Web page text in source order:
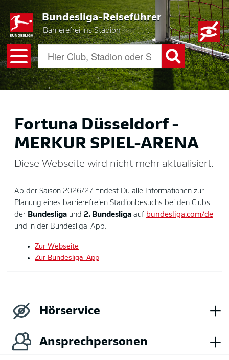
to
main
content
Bundesliga-Reiseführer
Barrierefrei ins Stadion
Fortuna Düsseldorf -
MERKUR SPIEL-ARENA
Diese Webseite wird nicht mehr aktualisiert.
Ab der Saison 2026/27 findest Du alle Informationen zur
Planung eines barrierefreien Stadionbesuchs bei den Clubs
der Bundesliga und 2. Bundesliga auf bundesliga.com/de
und in der Bundesliga-App.
Zur Webseite
Zur Bundesliga-App
Hörservice +
Ansprechpersonen +